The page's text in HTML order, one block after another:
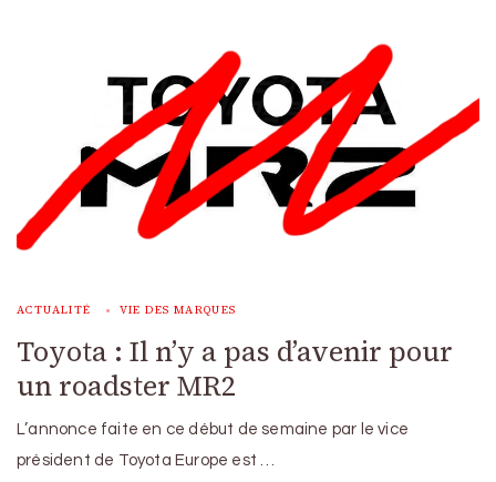
ACTUALITÉ VIE DES MARQUES
Toyota : Il n’y a pas d’avenir pour
un roadster MR2
L’annonce faite en ce début de semaine par le vice
président de Toyota Europe est …